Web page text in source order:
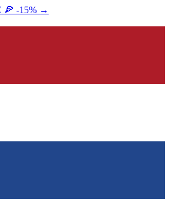
-15% →